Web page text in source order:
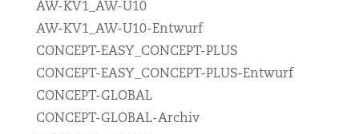
AW-KV1_AW-U10
AW-KV1_AW-U10-Entwurf
CONCEPT-EASY_CONCEPT-PLUS
CONCEPT-EASY_CONCEPT-PLUS-Entwurf
CONCEPT-GLOBAL
CONCEPT-GLOBAL-Archiv